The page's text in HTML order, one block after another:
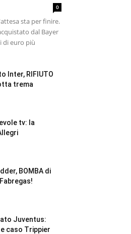
0
sta per finire.
dal Bayer
di euro più
Inter, RIFIUTO
trema
tv: la
BOMBA di
Juventus:
caso Trippier